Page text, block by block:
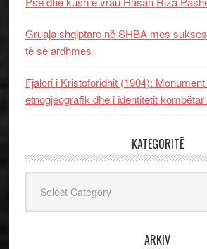
Gruaja shqiptare në SHBA mes
të së ardhmes
Fjalori i Kristoforidhit (1904):
etnogjeografik dhe i identitetit
KATEGORITË
ARKIV